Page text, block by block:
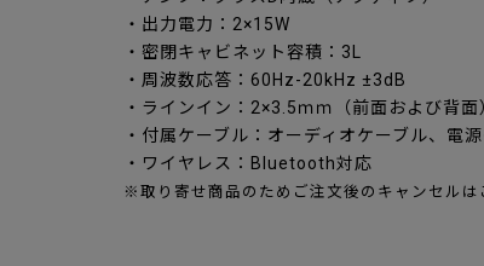
・出力電力：2×15W
・密閉キャビネット容積：3L
・周波数応答：60Hz-20kHz ±3dB
・ラインイン：2×3.5ｍｍ（前面および背面
・付属ケーブル：オーディオケーブル、電源
・ワイヤレス：Bluetooth対応
※取り寄せ商品のためご注文後のキャンセルは